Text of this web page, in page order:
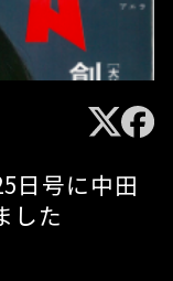
日号に中田
した